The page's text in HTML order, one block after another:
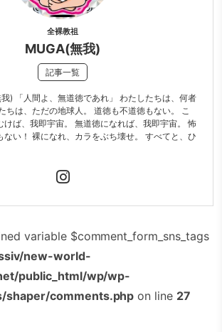
全裸教祖
MUGA(無我)
記事一覧
) 「人間よ、無道徳であれ」 わたしたちは、何者
ちは、ただの地球人。 道徳も不道徳もない。 こ
けば、我即宇宙。 無道徳になれば、我即宇宙。 怖
ない！ 裸になれ、カラをぶち壊せ。 すべてと、ひ
variable $comment_form_sns_tags
new-world-
public_html/wp/wp-
shaper/comments.php on line 27